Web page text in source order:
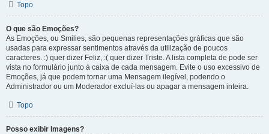
Topo
O que são Emoções?
As Emoções, ou Smilies, são pequenas representações gráficas que são
usadas para expressar sentimentos através da utilização de poucos
caracteres. :) quer dizer Feliz, :( quer dizer Triste. A lista completa de pode ser
vista no formulário junto à caixa de cada mensagem. Evite o uso excessivo de
Emoções, já que podem tornar uma Mensagem ilegível, podendo o
Administrador ou um Moderador excluí-las ou apagar a mensagem inteira.
Topo
Posso exibir Imagens?